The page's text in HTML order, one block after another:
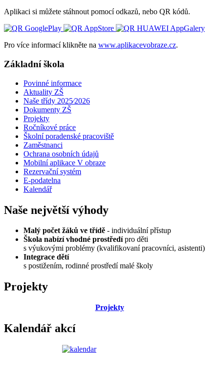
Aplikaci si můžete stáhnout pomocí odkazů, nebo QR kódů.
Pro více informací klikněte na www.aplikacevobraze.cz.
Základní škola
Povinné informace
Aktuality ZŠ
Naše třídy 2025⁄2026
Dokumenty ZŠ
Projekty
Ročníkové práce
Školní poradenské pracoviště
Zaměstnanci
Ochrana osobních údajů
Mobilní aplikace V obraze
Rezervační systém
E-podatelna
Kalendář
Naše největší výhody
Malý počet žáků ve třídě - individuální přístup
Škola nabízí vhodné prostředípro děti
s výukovými problémy (kvalifikovaní pracovníci, asistenti)
Integrace dětí
s postižením, rodinné prostředí malé školy
Projekty
Projekty
Kalendář akcí